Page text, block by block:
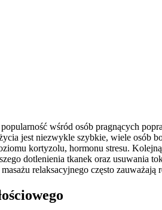
wśród osób pragnących
jest niezwykle szybkie, wiele
kortyzolu, hormonu stresu.
dotlenienia tkanek oraz usuwania
relaksacyjnego często